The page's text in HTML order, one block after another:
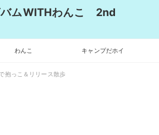
バムWITHわんこ 2nd
わんこ キャンプだホイ
抱っこ＆リリース散歩